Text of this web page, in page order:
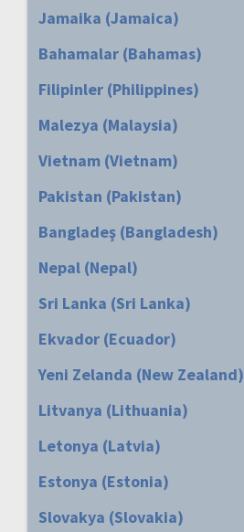
Jamaika (Jamaica)
Bahamalar (Bahamas)
Filipinler (Philippines)
Malezya (Malaysia)
Vietnam (Vietnam)
Pakistan (Pakistan)
Bangladeş (Bangladesh)
Nepal (Nepal)
Sri Lanka (Sri Lanka)
Ekvador (Ecuador)
Yeni Zelanda (New Zealand)
Litvanya (Lithuania)
Letonya (Latvia)
Estonya (Estonia)
Slovakya (Slovakia)